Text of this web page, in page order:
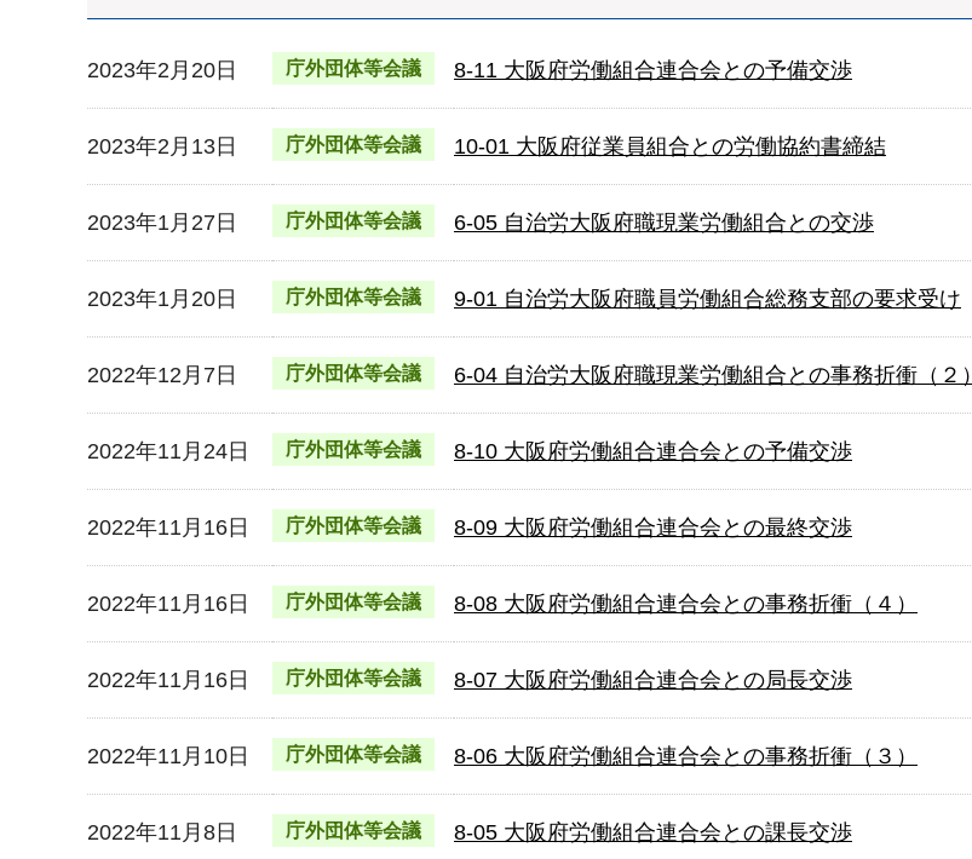
2023年2月20日 庁外団体等会議 8-11 大阪府労働組合連合会との予備交渉
2023年2月13日 庁外団体等会議 10-01 大阪府従業員組合との労働協約書締結
2023年1月27日 庁外団体等会議 6-05 自治労大阪府職現業労働組合との交渉
2023年1月20日 庁外団体等会議 9-01 自治労大阪府職員労働組合総務支部の要求受け
2022年12月7日 庁外団体等会議 6-04 自治労大阪府職現業労働組合との事務折衝（２）
2022年11月24日 庁外団体等会議 8-10 大阪府労働組合連合会との予備交渉
2022年11月16日 庁外団体等会議 8-09 大阪府労働組合連合会との最終交渉
2022年11月16日 庁外団体等会議 8-08 大阪府労働組合連合会との事務折衝（４）
2022年11月16日 庁外団体等会議 8-07 大阪府労働組合連合会との局長交渉
2022年11月10日 庁外団体等会議 8-06 大阪府労働組合連合会との事務折衝（３）
2022年11月8日 庁外団体等会議 8-05 大阪府労働組合連合会との課長交渉